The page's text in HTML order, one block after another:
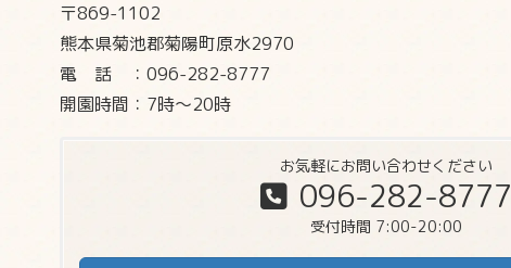
〒869-1102
熊本県菊池郡菊陽町原水2970
電話
：096-282-8777
開園時間：7時～20時
お気軽にお問い合わせください
096-282-8777
受付時間 7:00-20:00